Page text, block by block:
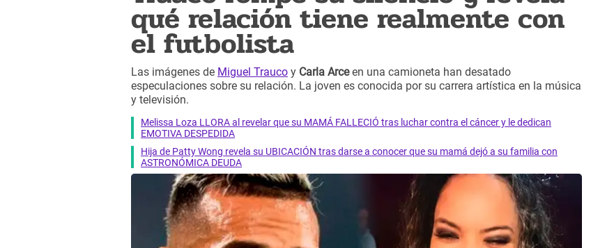
qué relación tiene realmente con
el futbolista
Las imágenes de Miguel Trauco y Carla Arceen una camioneta han desatado
especulaciones sobre su relación. La joven es conocida por su carrera artística en la música
y televisión.
Melissa Loza LLORA al revelar que su MAMÁ FALLECIÓ tras luchar contra el cáncer y le dedican
EMOTIVA DESPEDIDA
Hija de Patty Wong revela su UBICACIÓN tras darse a conocer que su mamá dejó a su familia con
ASTRONÓMICA DEUDA